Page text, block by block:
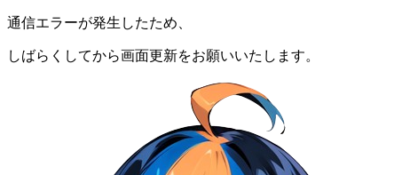
通信エラーが発生したため、
しばらくしてから画面更新をお願いいたします。